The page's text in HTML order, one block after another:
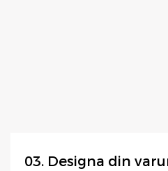
03. Designa din